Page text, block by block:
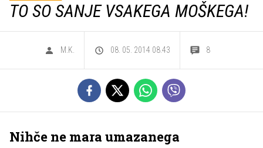
TO SO SANJE VSAKEGA MOŠKEGA!
M.K. 08. 05. 2014 08.43 8
Nihče ne mara umazanega